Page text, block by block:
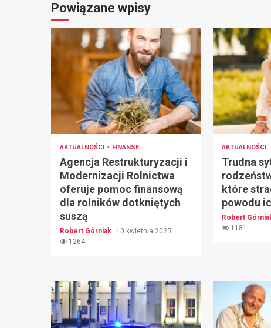
Powiązane wpisy
AKTUALNOŚCI FINANSE
Agencja Restrukturyzacji i
Modernizacji Rolnictwa
oferuje pomoc finansową
dla rolników dotkniętych
suszą
Robert Górniak
10 kwietnia 2025
1264
AKTUALNOŚCI
Trudna
które
powodu
Robert
1181